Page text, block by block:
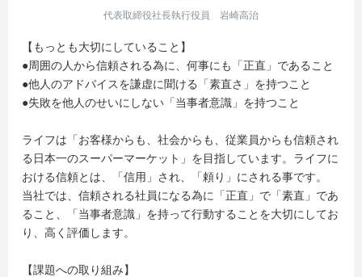
代表取締役社長執行役員 岩崎高治
【もっとも大切にしていること】
●周囲の人から信頼される為に、何事にも「正直」であること
●他人のアドバイスを謙虚に聞ける「素直さ」を持つこと
●失敗を他人のせいにしない「当事者意識」を持つこと
ライフは「お客様からも、社会からも、従業員からも信頼され
る日本一のスーパーマーケット」を目指しています。ライフに
おける信頼とは、「信用」され、「頼り」にされる事です。
当社では、信頼される社員になる為に「正直」で「素直」であ
ること、「当事者意識」を持って行動することを大切にしてお
り、高く評価します。
【課題への取り組み】